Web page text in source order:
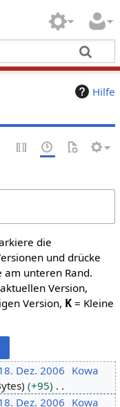
Hilfe
die
und drücke
am unteren Rand.
Version,
Version, K= Kleine
Dez. 2006 Kowa
+95
Dez. 2006 Kowa